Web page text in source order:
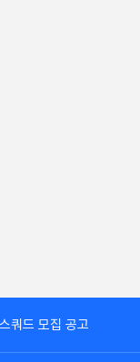
쿼드 모집 공고